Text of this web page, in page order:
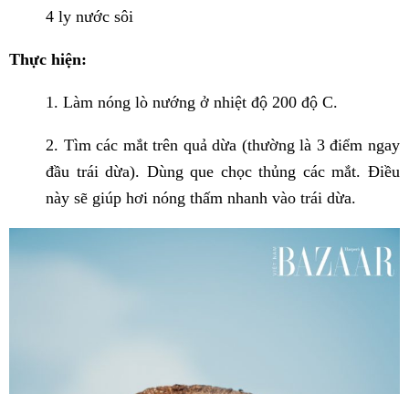
4 ly nước sôi
Thực hiện:
1. Làm nóng lò nướng ở nhiệt độ 200 độ C.
2. Tìm các mắt trên quả dừa (thường là 3 điểm ngay
đầu trái dừa). Dùng que chọc thủng các mắt. Điều
này sẽ giúp hơi nóng thấm nhanh vào trái dừa.